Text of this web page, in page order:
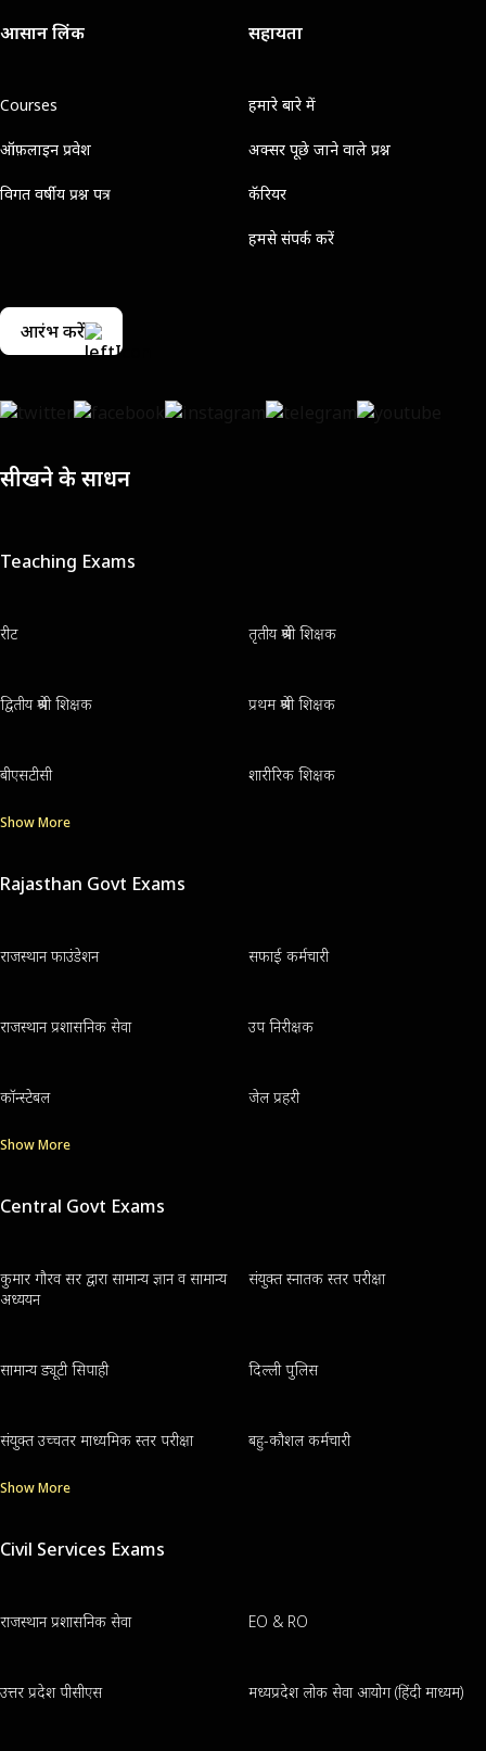
आसान लिंक
Courses
ऑफ़लाइन प्रवेश
विगत वर्षीय प्रश्न पत्र
सहायता
हमारे बारे में
अक्सर पूछे जाने वाले प्रश्न
कॅरियर
हमसे संपर्क करें
आरंभ करें
सीखने के साधन
Teaching Exams
रीट तृतीय श्रेणी शिक्षक
द्वितीय श्रेणी शिक्षक प्रथम श्रेणी शिक्षक
बीएसटीसी शारीरिक शिक्षक
Show More
Rajasthan Govt Exams
राजस्थान फाउंडेशन सफाई कर्मचारी
राजस्थान प्रशासनिक सेवा उप निरीक्षक
कॉन्स्टेबल जेल प्रहरी
Show More
Central Govt Exams
कुमार गौरव सर द्वारा सामान्य ज्ञान व सामान्य
अध्ययन
संयुक्त स्नातक स्तर परीक्षा
सामान्य ड्यूटी सिपाही दिल्ली पुलिस
संयुक्त उच्चतर माध्यमिक स्तर परीक्षा बहु-कौशल कर्मचारी
Show More
Civil Services Exams
राजस्थान प्रशासनिक सेवा EO & RO
उत्तर प्रदेश पीसीएस मध्यप्रदेश लोक सेवा आयोग (हिंदी माध्यम)